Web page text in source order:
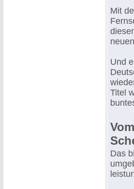
Mit
Und
Titel
Das